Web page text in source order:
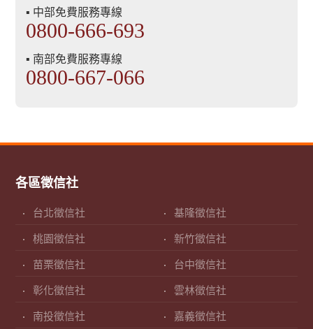
▪ 中部免費服務專線
0800-666-693
▪ 南部免費服務專線
0800-667-066
各區徵信社
台北徵信社 基隆徵信社
桃園徵信社 新竹徵信社
苗栗徵信社 台中徵信社
彰化徵信社 雲林徵信社
南投徵信社 嘉義徵信社